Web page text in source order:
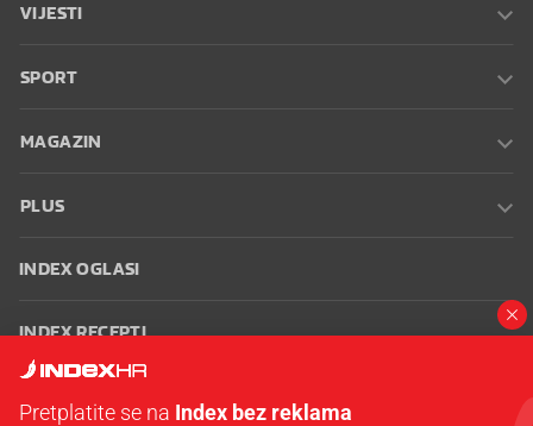
VIJESTI
SPORT
MAGAZIN
PLUS
INDEX OGLASI
INDEX RECEPTI
Pretplatite se na Index bez reklama